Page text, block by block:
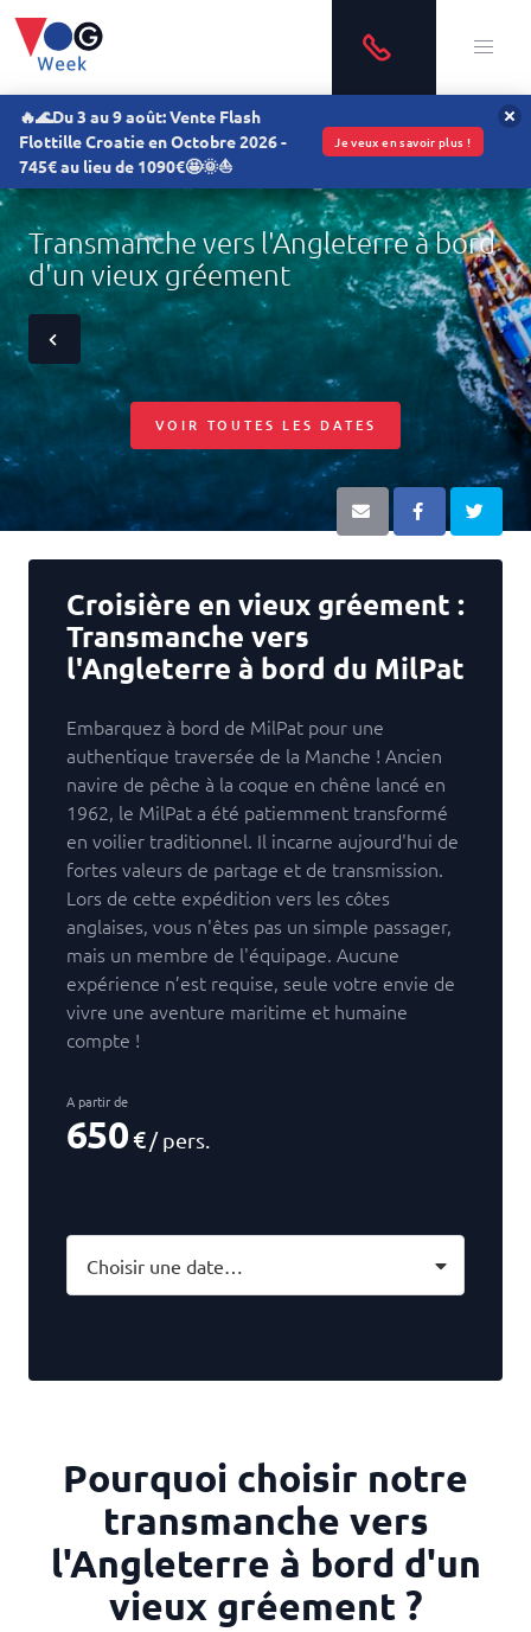
🔥🌊Du 3 au 9 août: Vente Flash
Flottille Croatie en Octobre 2026 -
745€ au lieu de 1090€🤩🌞⛵
Je veux en savoir plus !
Transmanche vers l'Angleterre à bord
d'un vieux gréement
VOIR TOUTES LES DATES
Croisière en vieux gréement :
Transmanche vers
l'Angleterre à bord du MilPat
Embarquez à bord de MilPat pour une
authentique traversée de la Manche ! Ancien
navire de pêche à la coque en chêne lancé en
1962, le MilPat a été patiemment transformé
en voilier traditionnel. Il incarne aujourd'hui de
fortes valeurs de partage et de transmission.
Lors de cette expédition vers les côtes
anglaises, vous n'êtes pas un simple passager,
mais un membre de l'équipage. Aucune
expérience n’est requise, seule votre envie de
vivre une aventure maritime et humaine
compte !
A partir de
650 € / pers.
Choisir une date…
Pourquoi choisir notre
transmanche vers
l'Angleterre à bord d'un
vieux gréement ?